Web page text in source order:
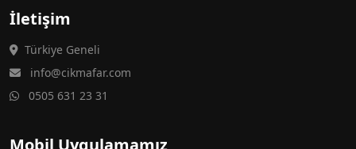
İletişim
Türkiye Geneli
info@cikmafar.com
0505 631 23 31